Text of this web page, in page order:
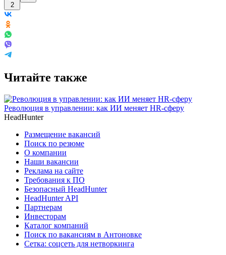
2
Читайте также
Революция в управлении: как ИИ меняет HR-сферу
HeadHunter
Размещение вакансий
Поиск по резюме
О компании
Наши вакансии
Реклама на сайте
Требования к ПО
Безопасный HeadHunter
HeadHunter API
Партнерам
Инвесторам
Каталог компаний
Поиск по вакансиям в Антоновке
Сетка: соцсеть для нетворкинга